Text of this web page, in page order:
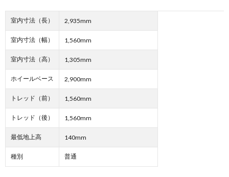
室内寸法（長） 2,935mm
室内寸法（幅） 1,560mm
室内寸法（高） 1,305mm
ホイールベース 2,900mm
トレッド（前） 1,560mm
トレッド（後） 1,560mm
最低地上高 140mm
種別 普通